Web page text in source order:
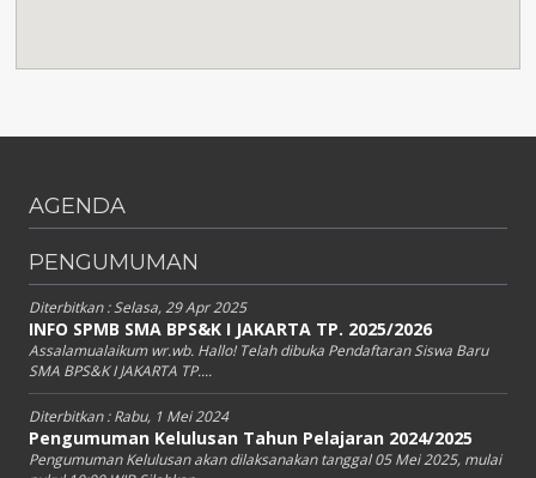
AGENDA
PENGUMUMAN
Diterbitkan :Selasa, 29 Apr 2025
INFO SPMB SMA BPS&K I JAKARTA TP. 2025/2026
Assalamualaikum wr.wb. Hallo! Telah dibuka Pendaftaran Siswa Baru
SMA BPS&K I JAKARTA TP....
Diterbitkan :Rabu, 1 Mei 2024
Pengumuman Kelulusan Tahun Pelajaran 2024/2025
Pengumuman Kelulusan akan dilaksanakan tanggal 05 Mei 2025, mulai